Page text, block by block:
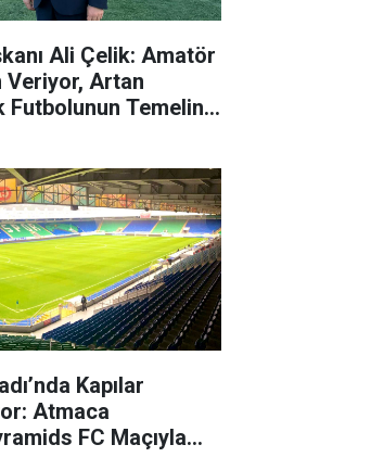
Ali Çelik: Amatör
Veriyor, Artan
Temeline
Kapılar
Atmaca
FC Maçıyla